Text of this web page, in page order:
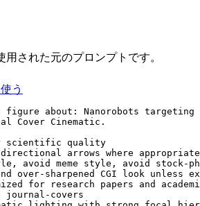
用された元のプロンプトです。
う
about: Nanorobots targeting
Cover Cinematic.
scientific quality
arrows where appropriate
avoid meme style, avoid stock-
over-sharpened CGI look unless
for research papers and
journal-covers